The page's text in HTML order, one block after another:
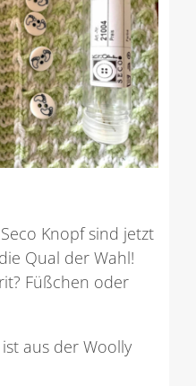
Knopf sind jetzt
Qual der Wahl!
Füßchen oder
aus der Woolly